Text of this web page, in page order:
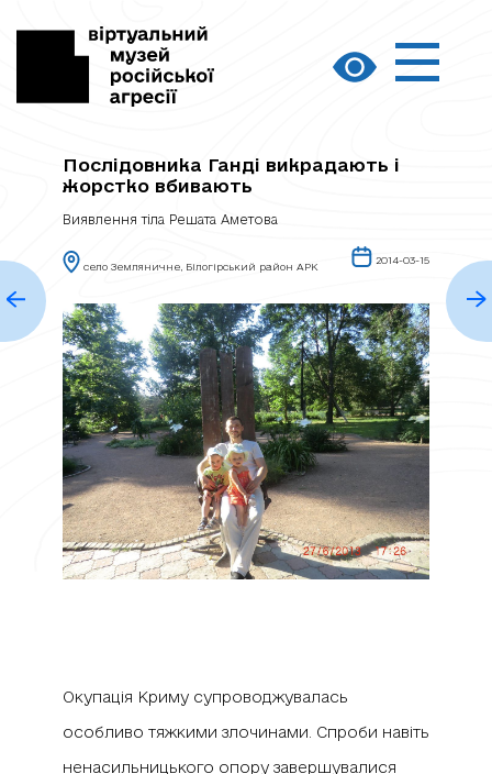
Послідовника Ганді викрадають і
жорстко вбивають
Виявлення тіла Решата Аметова
село Земляничне, Білогірський район АРК
2014-03-15
Окупація Криму супроводжувалась
особливо тяжкими злочинами. Спроби навіть
ненасильницького опору завершувалися